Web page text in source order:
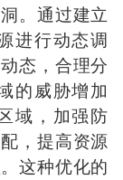
。通过建立
进行动态调
态，合理分
的威胁增加
域，加强防
，提高资源
这种优化的